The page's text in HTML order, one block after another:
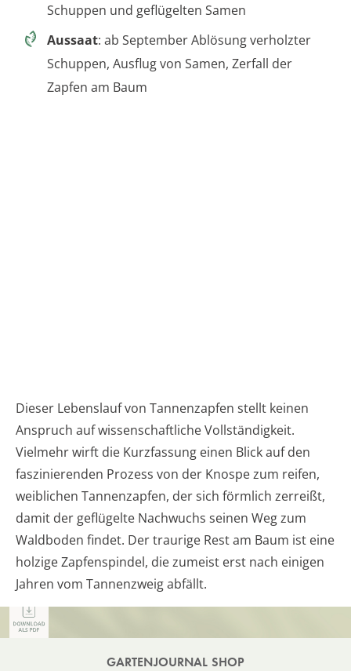
Schuppen und geflügelten Samen
Aussaat: ab September Ablösung verholzter
Schuppen, Ausflug von Samen, Zerfall der
Zapfen am Baum
Dieser Lebenslauf von Tannenzapfen stellt keinen
Anspruch auf wissenschaftliche Vollständigkeit.
Vielmehr wirft die Kurzfassung einen Blick auf den
faszinierenden Prozess von der Knospe zum reifen,
weiblichen Tannenzapfen, der sich förmlich zerreißt,
damit der geflügelte Nachwuchs seinen Weg zum
Waldboden findet. Der traurige Rest am Baum ist eine
holzige Zapfenspindel, die zumeist erst nach einigen
Jahren vom Tannenzweig abfällt.
GARTENJOURNAL SHOP